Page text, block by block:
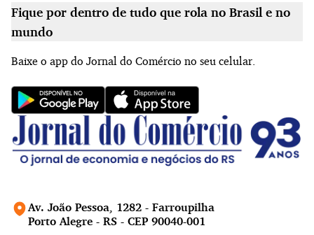
Av. João Pessoa, 1282 - Farroupilha
Porto Alegre - RS - CEP 90040-001
Fique por dentro de tudo que rola no Brasil e no
mundo
Baixe o app do Jornal do Comércio no seu celular.